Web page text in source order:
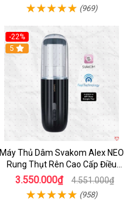
(969)
-22%
5
Máy Thủ Dâm Svakom Alex NEO
Rung Thụt Rên Cao Cấp Điều
Khiển App
3.550.000₫ 4.551.000₫
(958)